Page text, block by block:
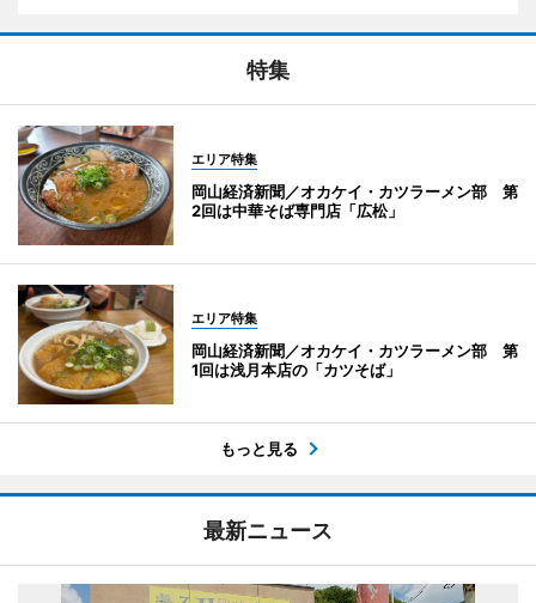
特集
エリア特集
岡山経済新聞／オカケイ・カツラーメン部 第
2回は中華そば専門店「広松」
エリア特集
岡山経済新聞／オカケイ・カツラーメン部 第
1回は浅月本店の「カツそば」
もっと見る
最新ニュース